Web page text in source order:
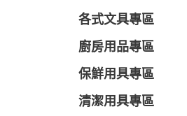
各式文具專區
廚房用品專區
保鮮用具專區
清潔用具專區